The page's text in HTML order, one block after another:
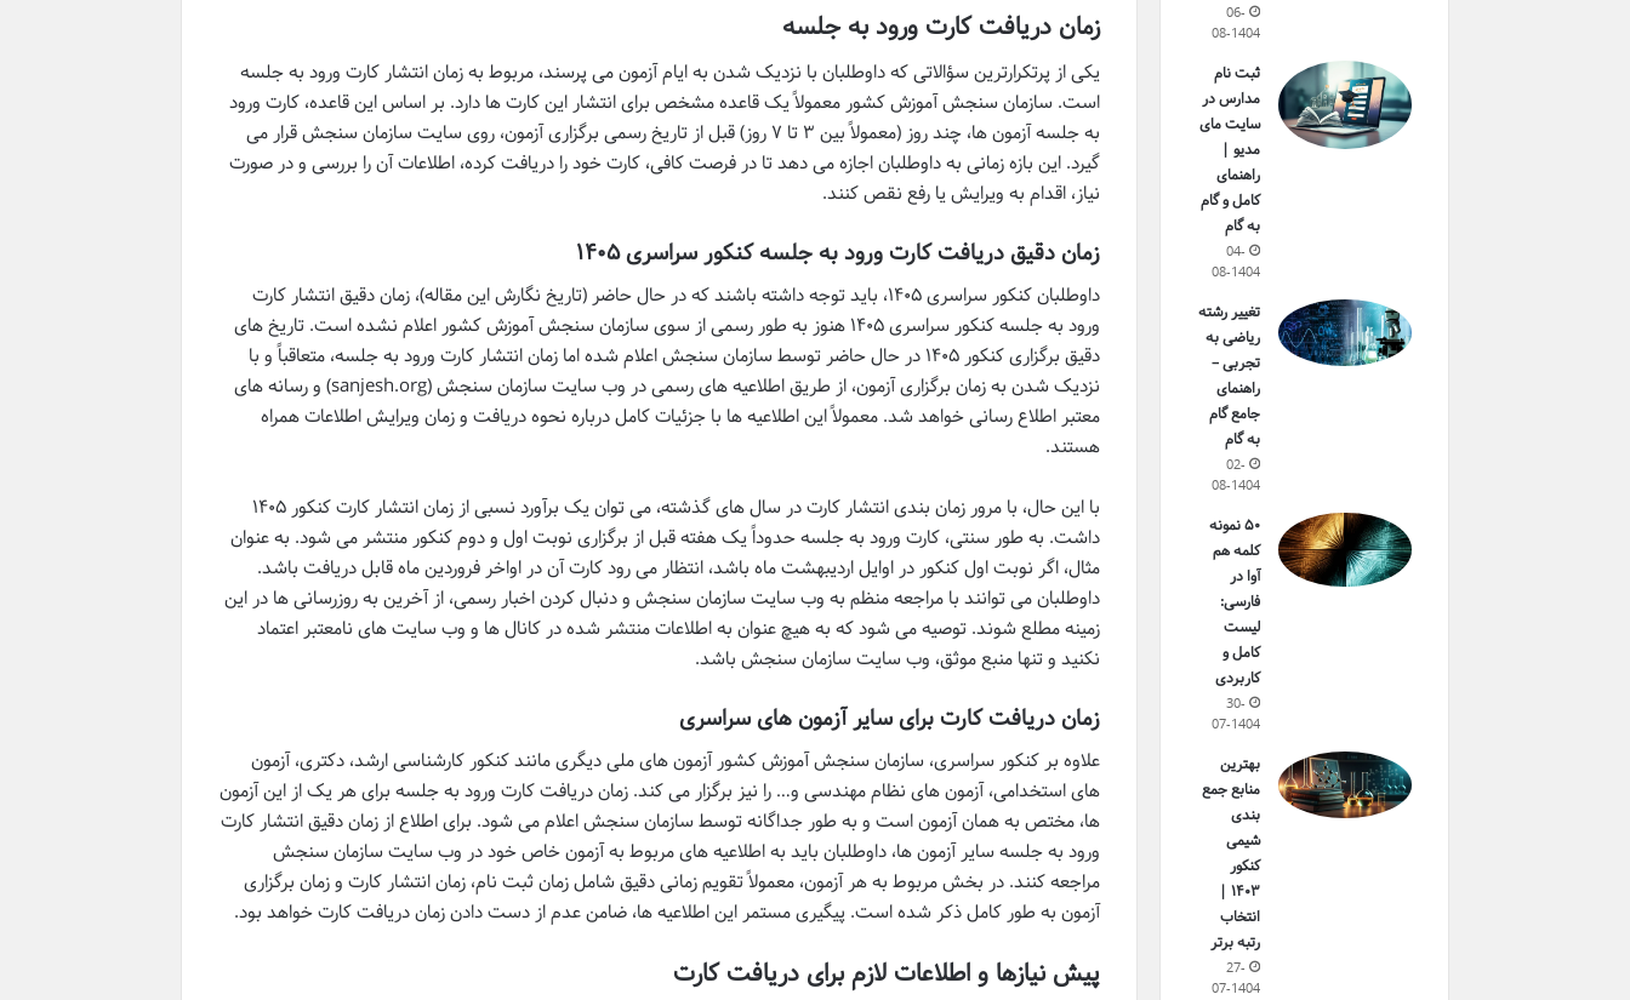
زمان دریافت کارت ورود به جلسه
یکی از پرتکرارترین سؤالاتی که داوطلبان با نزدیک شدن به ایام آزمون می پرسند، مربوط به زمان انتشار کارت ورود به جلسه
است. سازمان سنجش آموزش کشور معمولاً یک قاعده مشخص برای انتشار این کارت ها دارد. بر اساس این قاعده، کارت ورود
به جلسه آزمون ها، چند روز (معمولاً بین ۳ تا ۷ روز) قبل از تاریخ رسمی برگزاری آزمون، روی سایت سازمان سنجش قرار می
گیرد. این بازه زمانی به داوطلبان اجازه می دهد تا در فرصت کافی، کارت خود را دریافت کرده، اطلاعات آن را بررسی و در صورت
نیاز، اقدام به ویرایش یا رفع نقص کنند.
زمان دقیق دریافت کارت ورود به جلسه کنکور سراسری ۱۴۰۵
داوطلبان کنکور سراسری ۱۴۰۵، باید توجه داشته باشند که در حال حاضر (تاریخ نگارش این مقاله)، زمان دقیق انتشار کارت
ورود به جلسه کنکور سراسری ۱۴۰۵ هنوز به طور رسمی از سوی سازمان سنجش آموزش کشور اعلام نشده است. تاریخ های
دقیق برگزاری کنکور ۱۴۰۵ در حال حاضر توسط سازمان سنجش اعلام شده اما زمان انتشار کارت ورود به جلسه، متعاقباً و با
نزدیک شدن به زمان برگزاری آزمون، از طریق اطلاعیه های رسمی در وب سایت سازمان سنجش (sanjesh.org) و رسانه های
معتبر اطلاع رسانی خواهد شد. معمولاً این اطلاعیه ها با جزئیات کامل درباره نحوه دریافت و زمان ویرایش اطلاعات همراه
هستند.
با این حال، با مرور زمان بندی انتشار کارت در سال های گذشته، می توان یک برآورد نسبی از زمان انتشار کارت کنکور ۱۴۰۵
داشت. به طور سنتی، کارت ورود به جلسه حدوداً یک هفته قبل از برگزاری نوبت اول و دوم کنکور منتشر می شود. به عنوان
مثال، اگر نوبت اول کنکور در اوایل اردیبهشت ماه باشد، انتظار می رود کارت آن در اواخر فروردین ماه قابل دریافت باشد.
داوطلبان می توانند با مراجعه منظم به وب سایت سازمان سنجش و دنبال کردن اخبار رسمی، از آخرین به روزرسانی ها در این
زمینه مطلع شوند. توصیه می شود که به هیچ عنوان به اطلاعات منتشر شده در کانال ها و وب سایت های نامعتبر اعتماد
نکنید و تنها منبع موثق، وب سایت سازمان سنجش باشد.
زمان دریافت کارت برای سایر آزمون های سراسری
علاوه بر کنکور سراسری، سازمان سنجش آموزش کشور آزمون های ملی دیگری مانند کنکور کارشناسی ارشد، دکتری، آزمون
های استخدامی، آزمون های نظام مهندسی و… را نیز برگزار می کند. زمان دریافت کارت ورود به جلسه برای هر یک از این آزمون
ها، مختص به همان آزمون است و به طور جداگانه توسط سازمان سنجش اعلام می شود. برای اطلاع از زمان دقیق انتشار کارت
ورود به جلسه سایر آزمون ها، داوطلبان باید به اطلاعیه های مربوط به آزمون خاص خود در وب سایت سازمان سنجش
مراجعه کنند. در بخش مربوط به هر آزمون، معمولاً تقویم زمانی دقیق شامل زمان ثبت نام، زمان انتشار کارت و زمان برگزاری
آزمون به طور کامل ذکر شده است. پیگیری مستمر این اطلاعیه ها، ضامن عدم از دست دادن زمان دریافت کارت خواهد بود.
پیش نیازها و اطلاعات لازم برای دریافت کارت
06-
08-1404
ثبت نام
مدارس در
سایت مای
مدیو |
راهنمای
کامل و گام
به گام
04-
08-1404
تغییر رشته
ریاضی به
تجربی –
راهنمای
جامع گام
به گام
02-
08-1404
۵۰ نمونه
کلمه هم
آوا در
فارسی:
لیست
کامل و
کاربردی
30-
07-1404
بهترین
منابع جمع
بندی
شیمی
کنکور
۱۴۰۳ |
انتخاب
رتبه برتر
27-
07-1404